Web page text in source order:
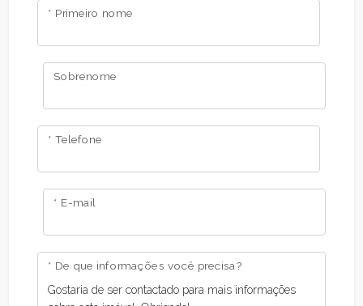
* Primeiro nome
Sobrenome
* Telefone
* E-mail
* De que informações você precisa?